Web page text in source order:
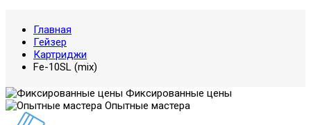
Главная
Гейзер
Картриджи
Fe-10SL (mix)
Фиксированные цены
Опытные мастера